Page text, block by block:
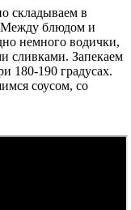
складываем в
Между блюдом и
немного водички,
сливками. Запекаем
180-190 градусах.
соусом, со